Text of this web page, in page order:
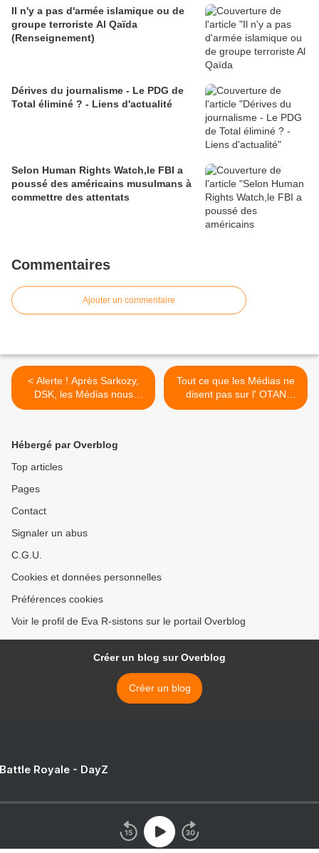
Il n'y a pas d'armée islamique ou de
groupe terroriste Al Qaïda
(Renseignement)
Dérives du journalisme - Le PDG de
Total éliminé ? - Liens d'actualité
Selon Human Rights Watch,le FBI a
poussé des américains musulmans à
commettre des attentats
Commentaires
Ajouter un commentaire
< Alerte ! Après Sarkozy,
DSK, les Médias nous
imposent Manuel Valls
Tout ce que les Médias ne
disent pas sur l' OTAN
(Dossier) >
Hébergé par Overblog
Top articles
Pages
Contact
Signaler un abus
C.G.U.
Cookies et données personnelles
Préférences cookies
Voir le profil de Eva R-sistons sur le portail Overblog
Créer un blog sur Overblog
Créer un blog
Royale - DayZ